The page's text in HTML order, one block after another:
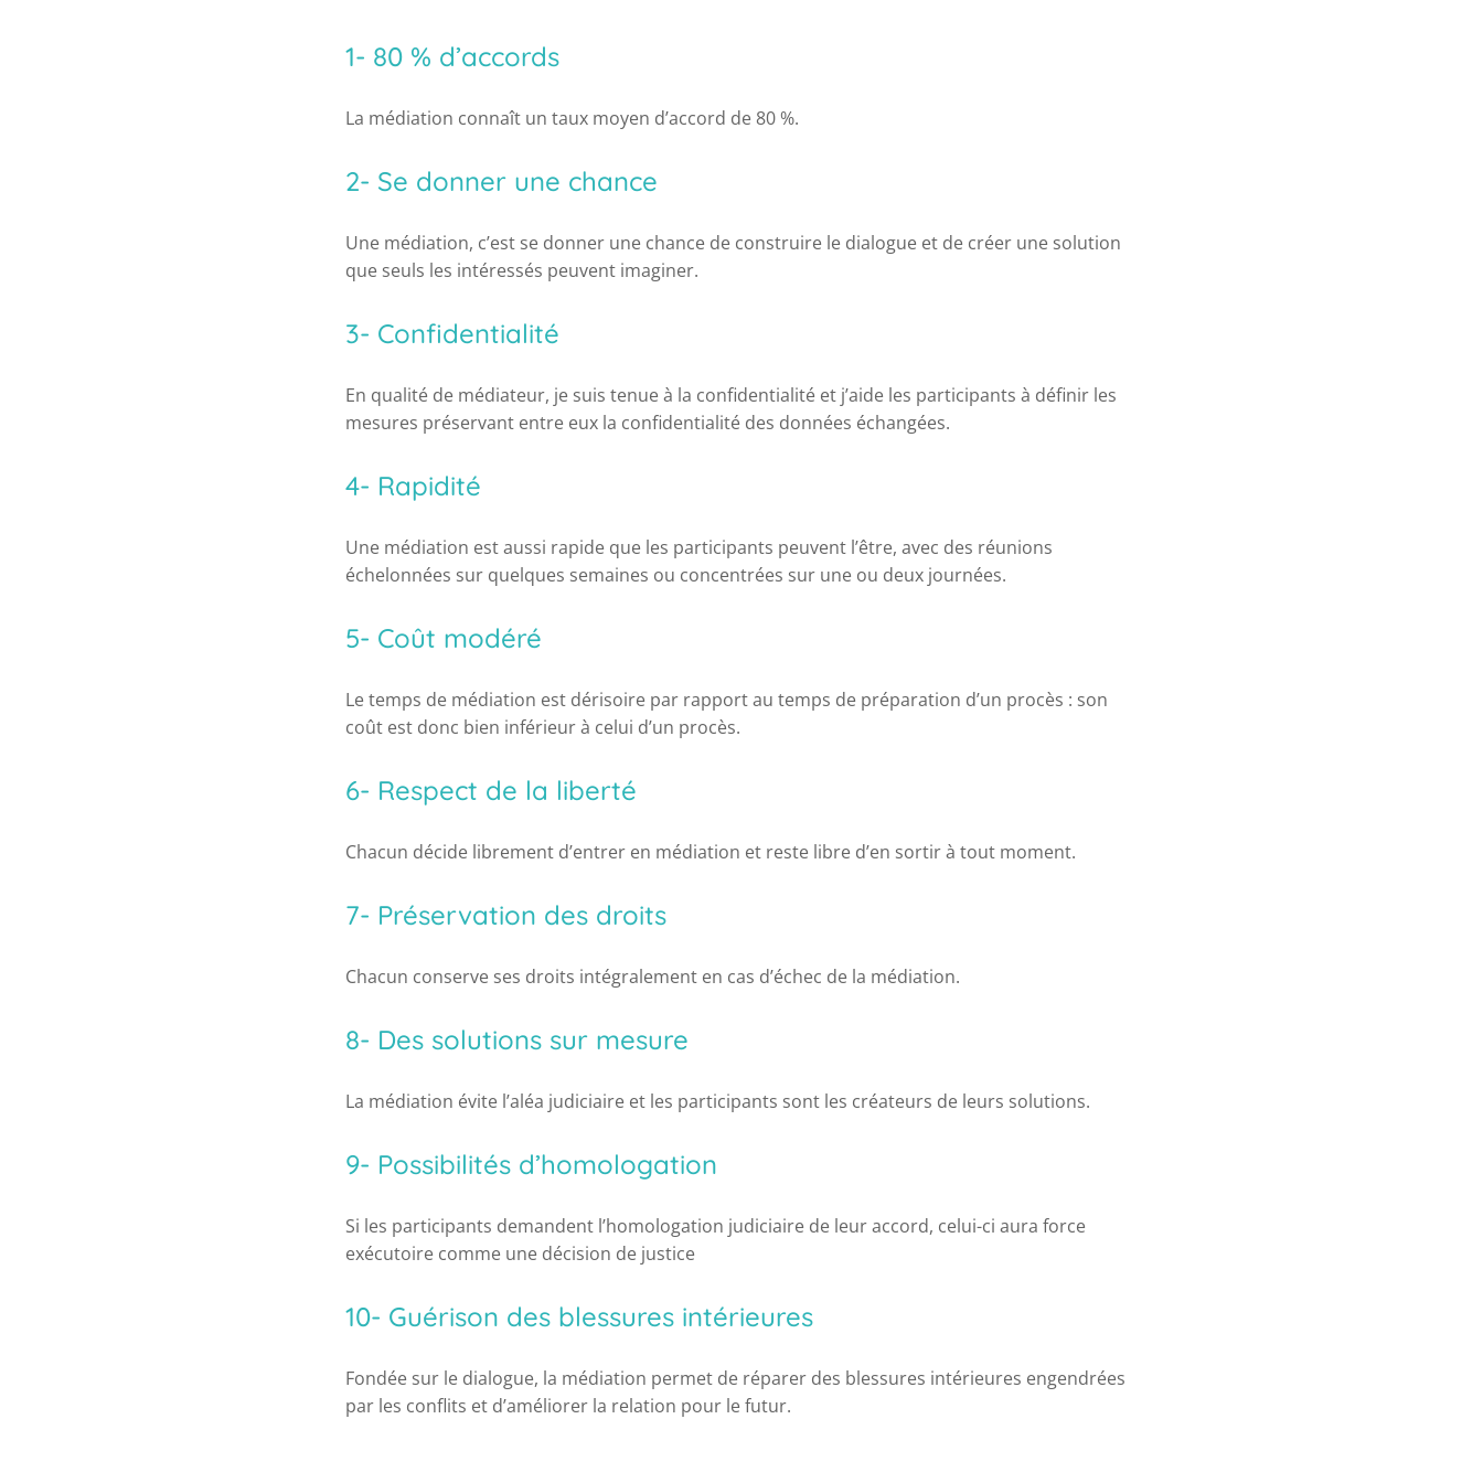
1- 80 % d’accords
La médiation connaît un taux moyen d’accord de 80 %.
2- Se donner une chance
Une médiation, c’est se donner une chance de construire le dialogue et de créer une solution
que seuls les intéressés peuvent imaginer.
3- Confidentialité
En qualité de médiateur, je suis tenue à la confidentialité et j’aide les participants à définir les
mesures préservant entre eux la confidentialité des données échangées.
4- Rapidité
Une médiation est aussi rapide que les participants peuvent l’être, avec des réunions
échelonnées sur quelques semaines ou concentrées sur une ou deux journées.
5- Coût modéré
Le temps de médiation est dérisoire par rapport au temps de préparation d’un procès : son
coût est donc bien inférieur à celui d’un procès.
6- Respect de la liberté
Chacun décide librement d’entrer en médiation et reste libre d’en sortir à tout moment.
7- Préservation des droits
Chacun conserve ses droits intégralement en cas d’échec de la médiation.
8- Des solutions sur mesure
La médiation évite l’aléa judiciaire et les participants sont les créateurs de leurs solutions.
9- Possibilités d’homologation
Si les participants demandent l’homologation judiciaire de leur accord, celui-ci aura force
exécutoire comme une décision de justice
10- Guérison des blessures intérieures
Fondée sur le dialogue, la médiation permet de réparer des blessures intérieures engendrées
par les conflits et d’améliorer la relation pour le futur.